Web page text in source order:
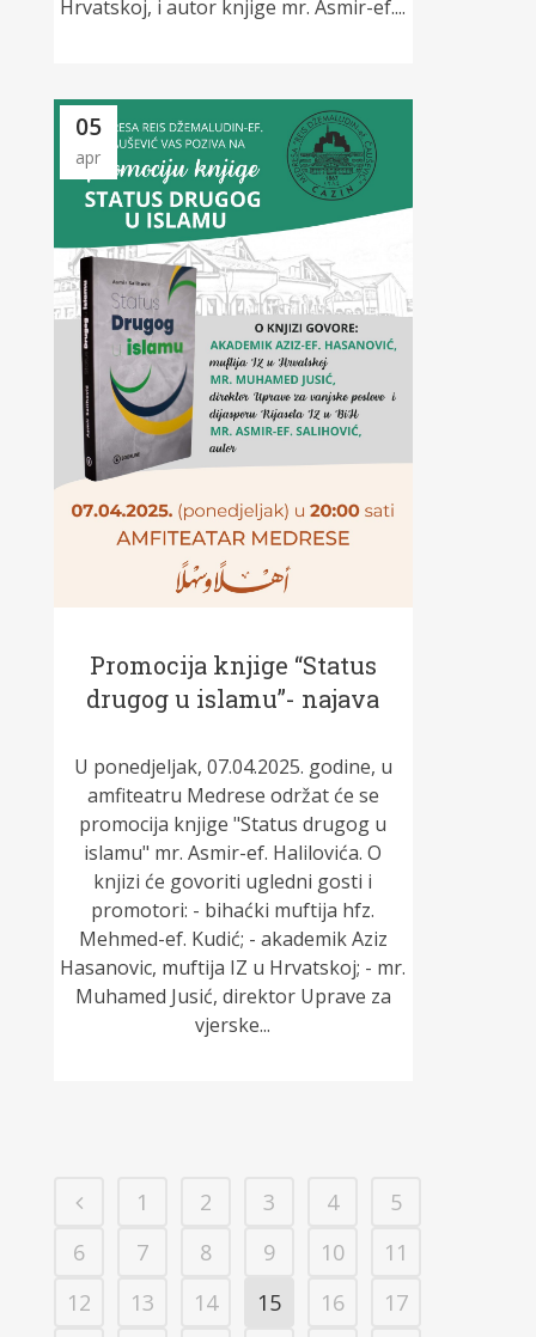
Hrvatskoj, i autor knjige mr. Asmir-ef....
05
apr
Promocija knjige “Status
drugog u islamu”- najava
U ponedjeljak, 07.04.2025. godine, u
amfiteatru Medrese održat će se
promocija knjige "Status drugog u
islamu" mr. Asmir-ef. Halilovića. O
knjizi će govoriti ugledni gosti i
promotori: - bihaćki muftija hfz.
Mehmed-ef. Kudić; - akademik Aziz
Hasanovic, muftija IZ u Hrvatskoj; - mr.
Muhamed Jusić, direktor Uprave za
vjerske...
1 2 3 4
5
6
7 8 9 10
11
12
13 14 15 16
17